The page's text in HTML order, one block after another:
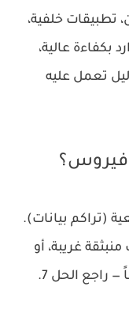
تطبيقات خلفية،
بكفاءة عالية،
تعمل عليه
فيروس؟
(تراكم بيانات).
غريبة، أو
راجع الحل 7.